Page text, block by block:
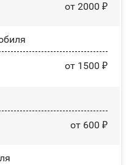
от 2000 ₽
от 1500 ₽
от 600 ₽